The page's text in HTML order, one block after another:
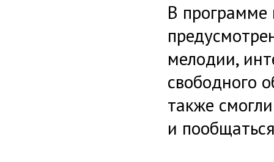
В
мелодии,
свободного
также
и